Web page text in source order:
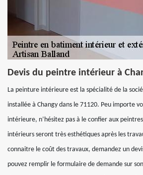
Devis du peintre intérieur à
La peinture intérieure est la spécialité de la
installée à Changy dans le 71120. Peu importe
intérieure, n’hésitez pas à le confier aux
intérieurs seront très esthétiques après les
connaitre le coût des travaux, demandez un
pouvez remplir le formulaire de demande sur